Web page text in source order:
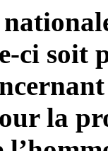
ci soit
la